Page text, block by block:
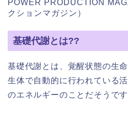
基礎代謝とは??
基礎代謝とは、覚醒状態の生
生体で自動的に行われている
のエネルギーのことだそうで